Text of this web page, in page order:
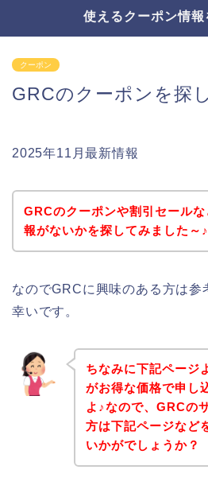
使えるクーポン情
クーポン
GRCのクーポンを探
2025年11月最新情報
GRCのクーポンや割引セール
報がないかを探してみました～♪
なのでGRCに興味のある方は参
幸いです。
ちなみに下記ページ
がお得な価格で申し
よ♪なので、GRCの
方は下記ページなど
いかがでしょうか？